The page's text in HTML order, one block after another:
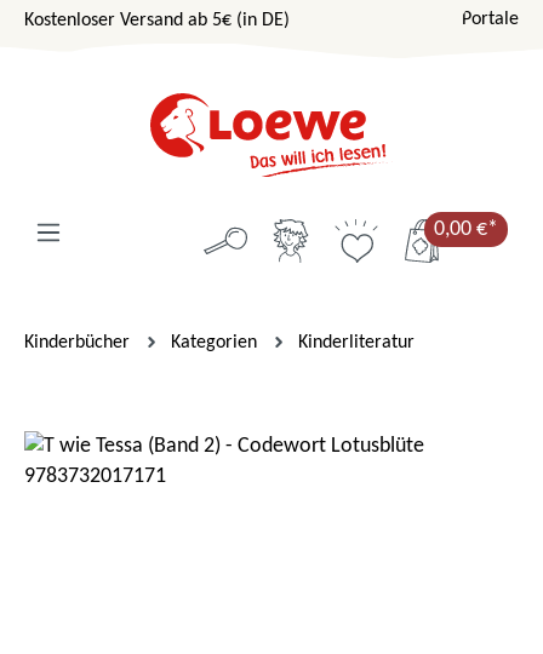
Zum Hauptinhalt springen
Kostenloser Versand ab 5€ (in DE) Portale
0,00 €*
Kinderbücher Kategorien Kinderliteratur
Bildergalerie überspringen